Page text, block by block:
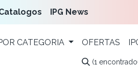
IPG News
CATEGORIA OFERTAS
(1